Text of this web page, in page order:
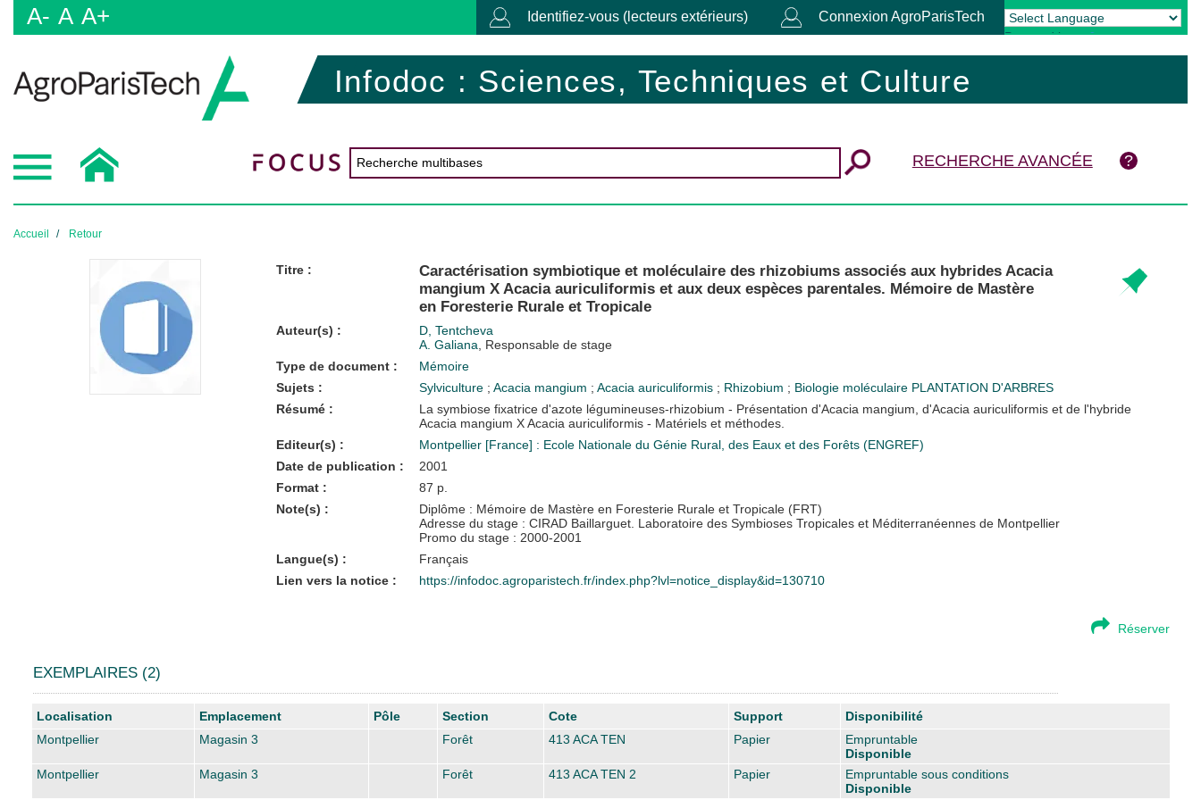
A- A A+ Identifiez-vous (lecteurs extérieurs) Connexion AgroParisTech
Powered by Translate
Infodoc : Sciences, Techniques et Culture
RECHERCHE AVANCÉE
Accueil Retour
Titre :
Caractérisation symbiotique et moléculaire des rhizobiums associés aux hybrides Acacia
mangium X Acacia auriculiformis et aux deux espèces parentales. Mémoire de Mastère
en Foresterie Rurale et Tropicale
Auteur(s) :
D, Tentcheva
A. Galiana , Responsable de stage
Type de document :
Mémoire
Sujets :
Sylviculture ; Acacia mangium ; Acacia auriculiformis ; Rhizobium ; Biologie moléculaire PLANTATION D'ARBRES
Résumé :
La symbiose fixatrice d'azote légumineuses-rhizobium - Présentation d'Acacia mangium, d'Acacia auriculiformis et de l'hybride
Acacia mangium X Acacia auriculiformis - Matériels et méthodes.
Editeur(s) :
Montpellier [France] : Ecole Nationale du Génie Rural, des Eaux et des Forêts (ENGREF)
Date de publication :
2001
Format :
87 p.
Note(s) :
Diplôme : Mémoire de Mastère en Foresterie Rurale et Tropicale (FRT)
Adresse du stage : CIRAD Baillarguet. Laboratoire des Symbioses Tropicales et Méditerranéennes de Montpellier
Promo du stage : 2000-2001
Langue(s) :
Français
Lien vers la notice :
https://infodoc.agroparistech.fr/index.php?lvl=notice_display&id=130710
Réserver
EXEMPLAIRES (2)
Liste des exemplaires
Localisation Emplacement Pôle Section Cote Support
Disponibilité
Montpellier
Magasin 3 Forêt 413 ACA TEN Papier
Empruntable
Disponible
Montpellier
Magasin 3 Forêt 413 ACA TEN 2 Papier
Empruntable sous conditions
Disponible